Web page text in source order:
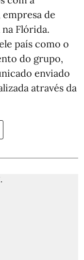
de
Flórida.
país como o
do grupo,
enviado
através da